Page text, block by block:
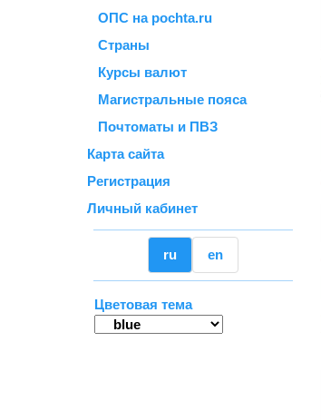
ОПС на pochta.ru
Страны
Курсы валют
Магистральные пояса
Почтоматы и ПВЗ
Карта сайта
Регистрация
Личный кабинет
ru en
Цветовая тема